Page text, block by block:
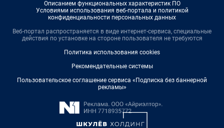
Описанием функциональных характеристик ПО
Условиями использования веб-портала и политикой
конфиденциальности персональных данных
Веб-портал распространяется в виде интернет-сервиса, специальные
действия по установке на стороне пользователя не требуются
Политика использования cookies
Рекомендательные системы
Пользовательское соглашение сервиса «Подписка без баннерной
рекламы»